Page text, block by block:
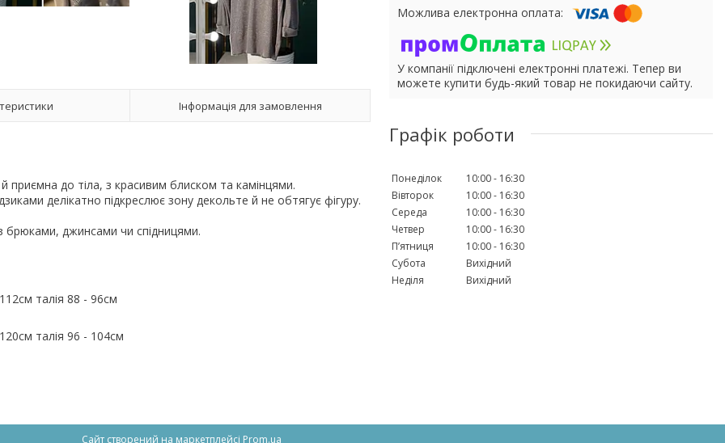
Інформація для замовлення
до тіла, з красивим блиском та камінцями.
делікатно підкреслює зону декольте й не обтягує фігуру.
брюками, джинсами чи спідницями.
талія 88 - 96см
талія 96 - 104см
У компанії підключені електронні платежі. Тепер ви
можете купити будь-який товар не покидаючи сайту.
Графік роботи
Понеділок 10:00
16:30
Вівторок
10:00
16:30
Середа
10:00
16:30
Четвер
10:00
16:30
Пʼятниця
10:00
16:30
Субота
Вихідний
Неділя
Вихідний
Сайт створений на маркетплейсі Prom.ua